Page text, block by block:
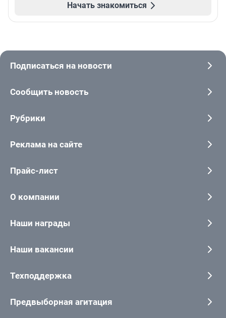
Начать знакомиться
Подписаться на новости
Сообщить новость
Рубрики
Реклама на сайте
Прайс-лист
О компании
Наши награды
Наши вакансии
Техподдержка
Предвыборная агитация